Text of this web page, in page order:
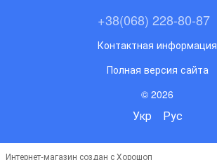
+38(068) 228-80-87
Контактная информация
Полная версия сайта
© 2026
Укр Рус
Интернет-магазин создан с Хорошоп